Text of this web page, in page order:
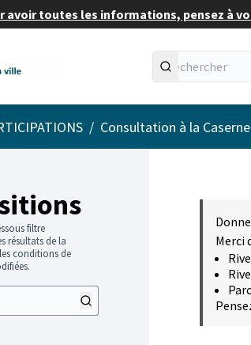
avoir toutes les informations, pensez à
/ Consultation à la
filtre
résultats de la
conditions de
Merci